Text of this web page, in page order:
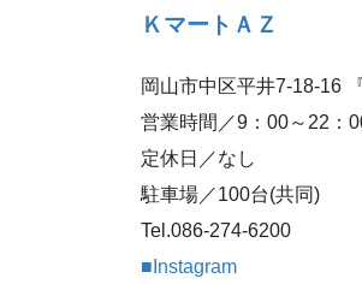
ＫマートＡＺ
岡山市中区平井7-18-16
営業時間／9：00～22：
定休日／なし
駐車場／100台(共同)
Tel.086-274-6200
■Instagram